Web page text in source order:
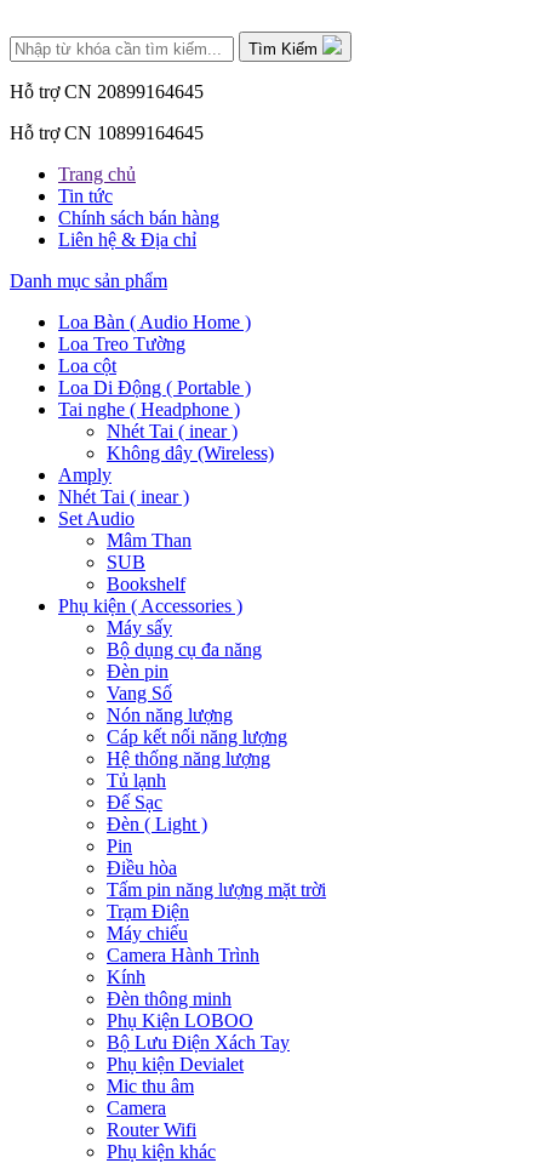
Tìm Kiếm
Hỗ trợ CN 20899164645
Hỗ trợ CN 10899164645
Trang chủ
Tin tức
Chính sách bán hàng
Liên hệ & Địa chỉ
Danh mục sản phẩm
Loa Bàn ( Audio Home )
Loa Treo Tường
Loa cột
Loa Di Động ( Portable )
Tai nghe ( Headphone )
Nhét Tai ( inear )
Không dây (Wireless)
Amply
Nhét Tai ( inear )
Set Audio
Mâm Than
SUB
Bookshelf
Phụ kiện ( Accessories )
Máy sấy
Bộ dụng cụ đa năng
Đèn pin
Vang Số
Nón năng lượng
Cáp kết nối năng lượng
Hệ thống năng lượng
Tủ lạnh
Đế Sạc
Đèn ( Light )
Pin
Điều hòa
Tấm pin năng lượng mặt trời
Trạm Điện
Máy chiếu
Camera Hành Trình
Kính
Đèn thông minh
Phụ Kiện LOBOO
Bộ Lưu Điện Xách Tay
Phụ kiện Devialet
Mic thu âm
Camera
Router Wifi
Phụ kiện khác